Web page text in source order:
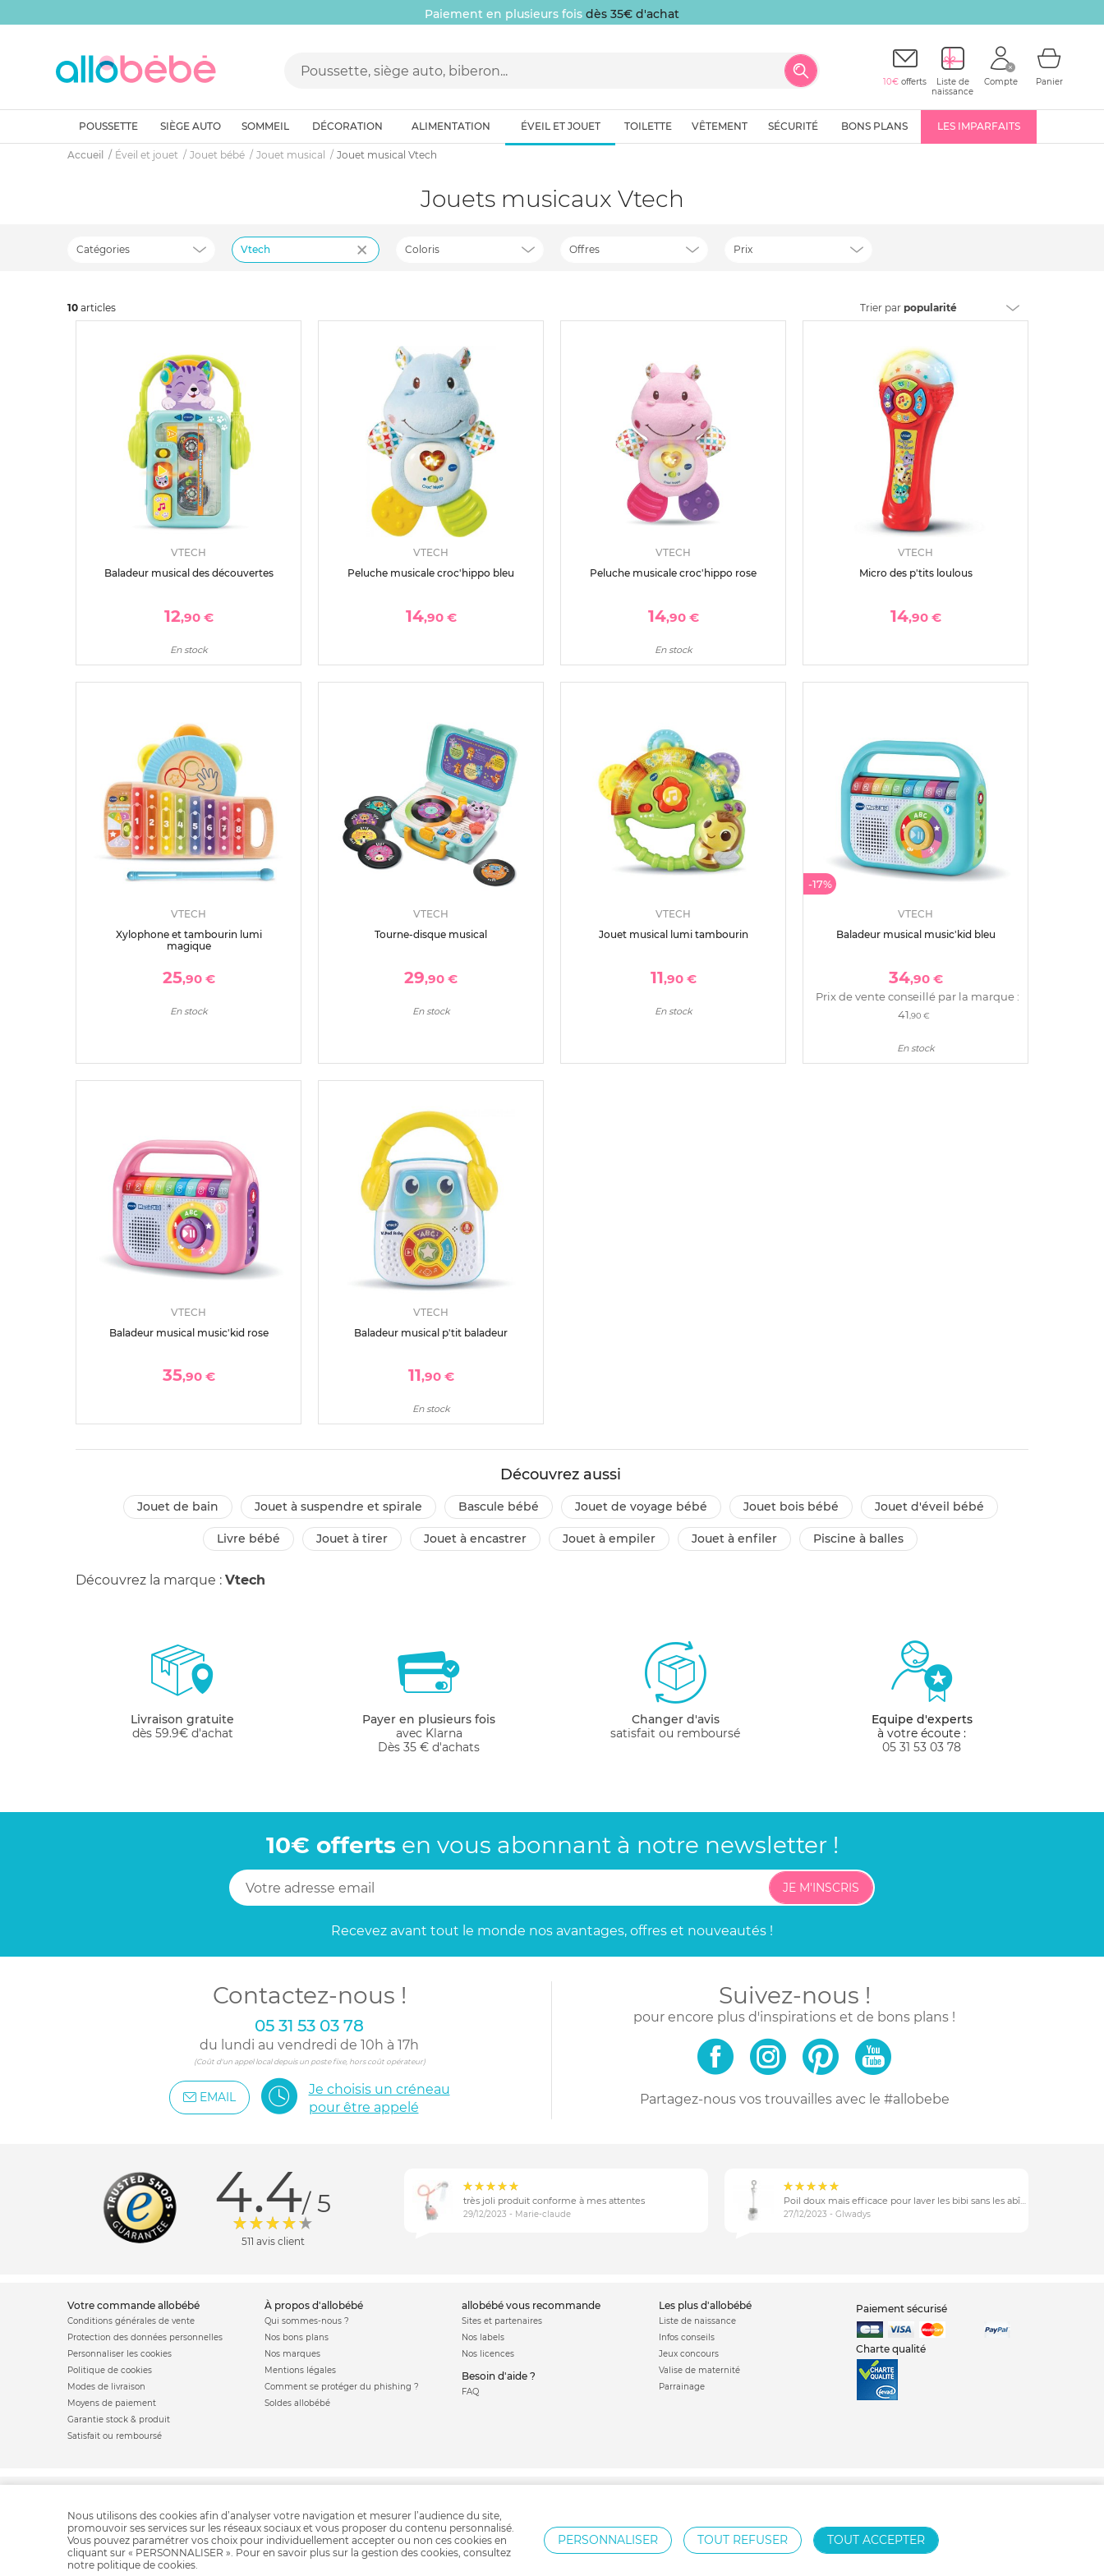
Paiement en plusieurs fois dès 35€ d'achat
10€ offerts
Liste de
naissance
Compte Panier
POUSSETTE SIÈGE AUTO SOMMEIL DÉCORATION ALIMENTATION ÉVEIL ET JOUET TOILETTE VÊTEMENT SÉCURITÉ BONS PLANS LES IMPARFAITS
Accueil Éveil et jouet Jouet bébé Jouet musical Jouet musical Vtech
Jouets musicaux Vtech
Catégories Vtech Coloris Offres Prix
10 articles Trier par popularité
VTECH
Baladeur musical des découvertes
12,90 €
En stock
VTECH
Peluche musicale croc'hippo bleu
14,90 €
VTECH
Peluche musicale croc'hippo rose
14,90 €
En stock
VTECH
Micro des p'tits loulous
14,90 €
VTECH
Xylophone et tambourin lumi
magique
25,90 €
En stock
VTECH
Tourne-disque musical
29,90 €
En stock
VTECH
Jouet musical lumi tambourin
11,90 €
En stock
-17%
VTECH
Baladeur musical music'kid bleu
34,90 €
Prix de vente conseillé par la marque :
41 ,90 €
En stock
VTECH
Baladeur musical music'kid rose
35,90 €
VTECH
Baladeur musical p'tit baladeur
11,90 €
En stock
Découvrez aussi
jouet de bain jouet à suspendre et spirale bascule bébé jouet de voyage bébé jouet bois bébé jouet d'éveil bébé
livre bébé jouet à tirer jouet à encastrer jouet à empiler jouet à enfiler piscine à balles
Découvrez la marque : Vtech
Livraison gratuite
dès 59.9€ d'achat
Payer en plusieurs fois
avec Klarna
Dès 35 € d'achats
Changer d'avis
satisfait ou remboursé
Equipe d'experts
à votre écoute :
05 31 53 03 78
10€ offertsen vous abonnantà notre newsletter !
JE M'INSCRIS
Recevez avant tout le monde nos avantages, offres et nouveautés !
Contactez-nous !
05 31 53 03 78
du lundi au vendredi de 10h à 17h
(Coût d'un appel local depuis un poste fixe, hors coût opérateur)
EMAIL
Je choisis un créneau
pour être appelé
Suivez-nous !
pour encore plus d'inspirations et de bons plans !
Partagez-nous vos trouvaillesavec le #allobebe
4.4/ 5
511 avis client
très joli produit conforme à mes attentes
29/12/2023 - Marie-claude
Poil doux mais efficace pour laver les bibi sans les abîmer
27/12/2023 - Glwadys
votre commande allobébé
Conditions générales de vente
Protection des données personnelles
Personnaliser les cookies
Politique de cookies
Modes de livraison
Moyens de paiement
Garantie stock & produit
Satisfait ou remboursé
à propos d'allobébé
Qui sommes-nous ?
Nos bons plans
Nos marques
Mentions légales
Comment se protéger du phishing ?
Soldes allobébé
allobébé vous recommande
Sites et partenaires
Nos labels
Nos licences
Besoin d'aide ?
FAQ
les plus d'allobébé
Liste de naissance
Infos conseils
Jeux concours
Valise de maternité
Parrainage
Paiement sécurisé
Charte qualité
Nous utilisons des cookies afin d’analyser votre navigation et mesurer l’audience du site,
promouvoir ses services sur les réseaux sociaux et vous proposer du contenu personnalisé.
Vous pouvez paramétrer vos choix pour individuellement accepter ou non ces cookies en
cliquant sur « PERSONNALISER ». Pour en savoir plus sur la gestion des cookies, consultez
notre politique de cookies.
PERSONNALISER TOUT REFUSER TOUT ACCEPTER